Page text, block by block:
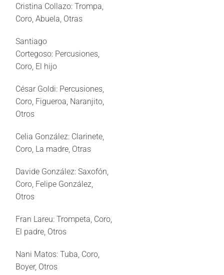
Cristina Collazo: Trompa,
Coro, Abuela, Otras
Santiago
Cortegoso: Percusiones,
Coro, El hijo
César Goldi: Percusiones,
Coro, Figueroa, Naranjito,
Otros
Celia González: Clarinete,
Coro, La madre, Otras
Davide González: Saxofón,
Coro, Felipe González,
Otros
Fran Lareu: Trompeta, Coro,
El padre, Otros
Nani Matos: Tuba, Coro,
Boyer, Otros